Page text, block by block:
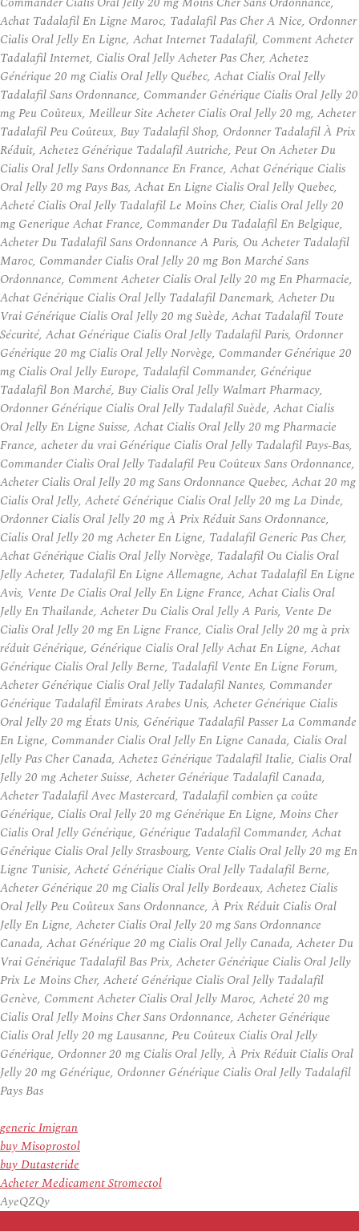
Achat Tadalafil En Ligne Maroc, Tadalafil Pas Cher A Nice, Ordonner
Cialis Oral Jelly En Ligne, Achat Internet Tadalafil, Comment Acheter
Tadalafil Internet, Cialis Oral Jelly Acheter Pas Cher, Achetez
Générique 20 mg Cialis Oral Jelly Québec, Achat Cialis Oral Jelly
Tadalafil Sans Ordonnance, Commander Générique Cialis Oral Jelly 20
mg Peu Coûteux, Meilleur Site Acheter Cialis Oral Jelly 20 mg, Acheter
Tadalafil Peu Coûteux, Buy Tadalafil Shop, Ordonner Tadalafil À Prix
Réduit, Achetez Générique Tadalafil Autriche, Peut On Acheter Du
Cialis Oral Jelly Sans Ordonnance En France, Achat Générique Cialis
Oral Jelly 20 mg Pays Bas, Achat En Ligne Cialis Oral Jelly Quebec,
Acheté Cialis Oral Jelly Tadalafil Le Moins Cher, Cialis Oral Jelly 20
mg Generique Achat France, Commander Du Tadalafil En Belgique,
Acheter Du Tadalafil Sans Ordonnance A Paris, Ou Acheter Tadalafil
Maroc, Commander Cialis Oral Jelly 20 mg Bon Marché Sans
Ordonnance, Comment Acheter Cialis Oral Jelly 20 mg En Pharmacie,
Achat Générique Cialis Oral Jelly Tadalafil Danemark, Acheter Du
Vrai Générique Cialis Oral Jelly 20 mg Suède, Achat Tadalafil Toute
Sécurité, Achat Générique Cialis Oral Jelly Tadalafil Paris, Ordonner
Générique 20 mg Cialis Oral Jelly Norvège, Commander Générique 20
mg Cialis Oral Jelly Europe, Tadalafil Commander, Générique
Tadalafil Bon Marché, Buy Cialis Oral Jelly Walmart Pharmacy,
Ordonner Générique Cialis Oral Jelly Tadalafil Suède, Achat Cialis
Oral Jelly En Ligne Suisse, Achat Cialis Oral Jelly 20 mg Pharmacie
France, acheter du vrai Générique Cialis Oral Jelly Tadalafil Pays-Bas,
Commander Cialis Oral Jelly Tadalafil Peu Coûteux Sans Ordonnance,
Acheter Cialis Oral Jelly 20 mg Sans Ordonnance Quebec, Achat 20 mg
Cialis Oral Jelly, Acheté Générique Cialis Oral Jelly 20 mg La Dinde,
Ordonner Cialis Oral Jelly 20 mg À Prix Réduit Sans Ordonnance,
Cialis Oral Jelly 20 mg Acheter En Ligne, Tadalafil Generic Pas Cher,
Achat Générique Cialis Oral Jelly Norvège, Tadalafil Ou Cialis Oral
Jelly Acheter, Tadalafil En Ligne Allemagne, Achat Tadalafil En Ligne
Avis, Vente De Cialis Oral Jelly En Ligne France, Achat Cialis Oral
Jelly En Thailande, Acheter Du Cialis Oral Jelly A Paris, Vente De
Cialis Oral Jelly 20 mg En Ligne France, Cialis Oral Jelly 20 mg à prix
réduit Générique, Générique Cialis Oral Jelly Achat En Ligne, Achat
Générique Cialis Oral Jelly Berne, Tadalafil Vente En Ligne Forum,
Acheter Générique Cialis Oral Jelly Tadalafil Nantes, Commander
Générique Tadalafil Émirats Arabes Unis, Acheter Générique Cialis
Oral Jelly 20 mg États Unis, Générique Tadalafil Passer La Commande
En Ligne, Commander Cialis Oral Jelly En Ligne Canada, Cialis Oral
Jelly Pas Cher Canada, Achetez Générique Tadalafil Italie, Cialis Oral
Jelly 20 mg Acheter Suisse, Acheter Générique Tadalafil Canada,
Acheter Tadalafil Avec Mastercard, Tadalafil combien ça coûte
Générique, Cialis Oral Jelly 20 mg Générique En Ligne, Moins Cher
Cialis Oral Jelly Générique, Générique Tadalafil Commander, Achat
Générique Cialis Oral Jelly Strasbourg, Vente Cialis Oral Jelly 20 mg En
Ligne Tunisie, Acheté Générique Cialis Oral Jelly Tadalafil Berne,
Acheter Générique 20 mg Cialis Oral Jelly Bordeaux, Achetez Cialis
Oral Jelly Peu Coûteux Sans Ordonnance, À Prix Réduit Cialis Oral
Jelly En Ligne, Acheter Cialis Oral Jelly 20 mg Sans Ordonnance
Canada, Achat Générique 20 mg Cialis Oral Jelly Canada, Acheter Du
Vrai Générique Tadalafil Bas Prix, Acheter Générique Cialis Oral Jelly
Prix Le Moins Cher, Acheté Générique Cialis Oral Jelly Tadalafil
Genève, Comment Acheter Cialis Oral Jelly Maroc, Acheté 20 mg
Cialis Oral Jelly Moins Cher Sans Ordonnance, Acheter Générique
Cialis Oral Jelly 20 mg Lausanne, Peu Coûteux Cialis Oral Jelly
Générique, Ordonner 20 mg Cialis Oral Jelly, À Prix Réduit Cialis Oral
Jelly 20 mg Générique, Ordonner Générique Cialis Oral Jelly Tadalafil
Pays Bas
generic Imigran
buy Misoprostol
buy Dutasteride
Acheter Medicament Stromectol
AyeQZQy